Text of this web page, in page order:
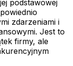
podstawowej
zdarzeniami i
Jest to
firmy, ale